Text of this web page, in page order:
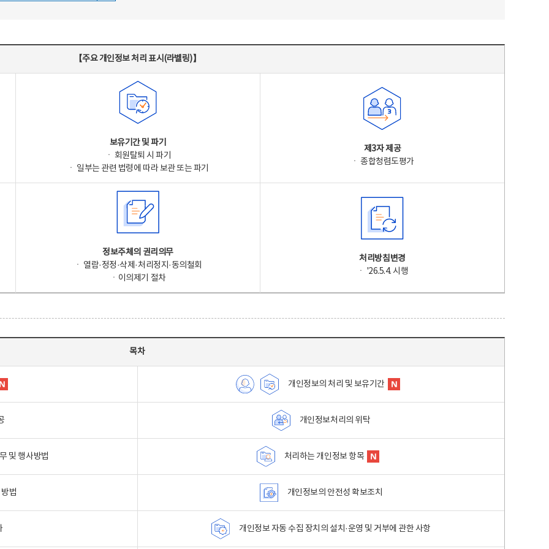
【주요 개인정보 처리 표시(라벨링)】
보유기간 및 파기
ㆍ 회원탈퇴 시 파기
ㆍ 일부는 관련 법령에 따라 보관 또는 파기
제3자 제공
ㆍ 종합청렴도평가
정보주체의 권리의무
ㆍ 열람·정정·삭제·처리정지·동의철회
ㆍ이의제기 절차
처리방침변경
ㆍ '26.5.4. 시행
목차
개인정보의 처리 및 보유기간
개인정보처리의 위탁
및 행사방법 처리하는 개인정보 항목
법 개인정보의 안전성 확보조치
개인정보 자동 수집 장치의 설치·운영 및 거부에 관한 사항